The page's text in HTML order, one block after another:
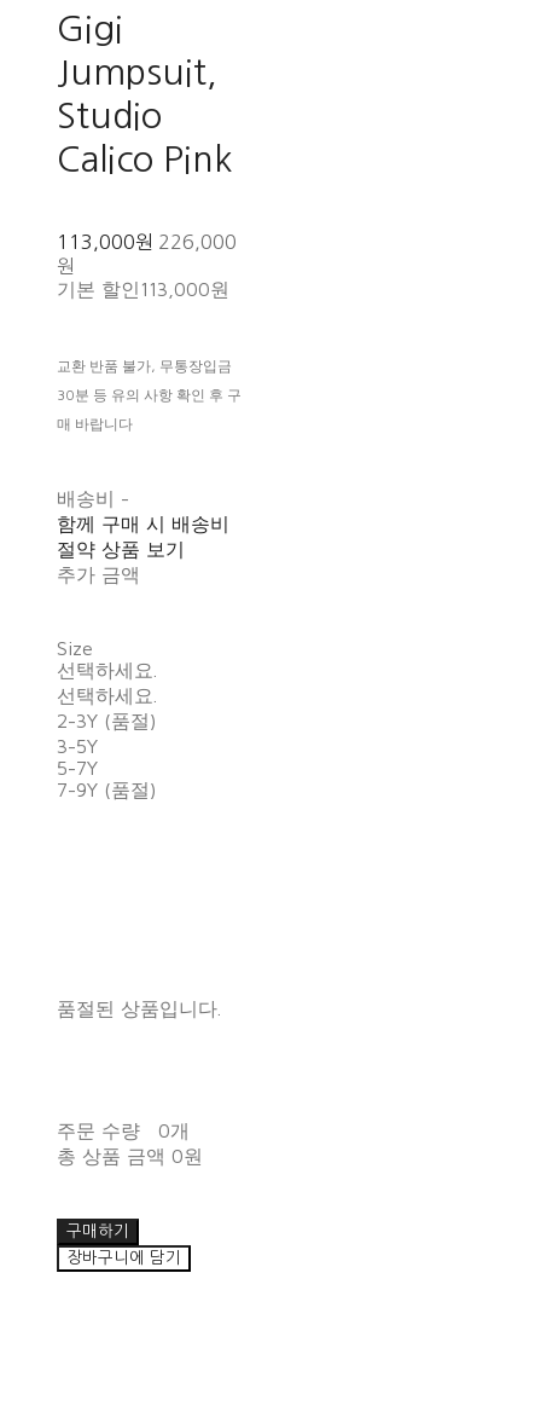
Gigi
Jumpsuit,
Studio
Calico Pink
113,000원 226,000
원
기본 할인 113,000원
교환 반품 불가, 무통장입금
30분 등 유의 사항 확인 후 구
매 바랍니다
배송비 -
함께 구매 시 배송비
절약 상품 보기
추가 금액
Size
선택하세요.
선택하세요.
2-3Y (품절)
3-5Y
5-7Y
7-9Y (품절)
품절된 상품입니다.
주문 수량
0개
총 상품 금액 0원
구매하기
장바구니에 담기